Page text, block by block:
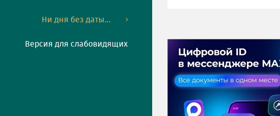
Ни дня без даты...
Версия для слабовидящих